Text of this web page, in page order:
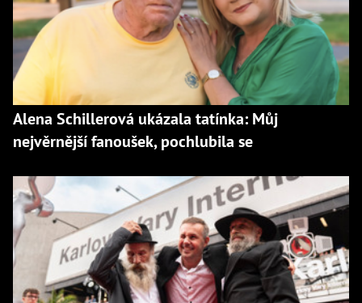
Alena Schillerová ukázala tatínka: Můj
nejvěrnější fanoušek, pochlubila se